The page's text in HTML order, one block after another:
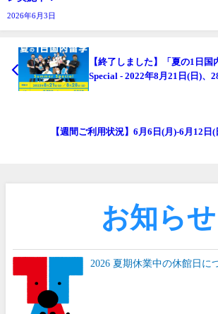
2026年6月3日
【終了しました】「夏の1日国
Special - 2022年8月21日(日)、
【週間ご利用状況】6月6日(月)-6月12日(
お知らせ
2026 夏期休業中の休館日に